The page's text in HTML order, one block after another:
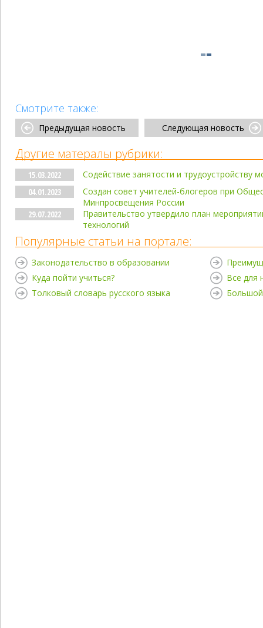
Смотрите также:
Предыдущая новость Следующая новость
Другие матералы рубрики:
15.03.2022
Содействие занятости и трудоустройству
04.01.2023
Создан совет учителей-блогеров при
Минпросвещения России
29.07.2022
Правительство утвердило план
технологий
Популярные статьи на портале:
Законодательство в образовании
Куда пойти учиться?
Толковый словарь русского языка
Все для
Большой